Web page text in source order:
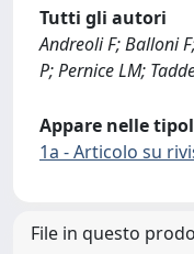
Tutti gli autori
Andreoli F; Balloni
P; Pernice LM;
Appare nelle
1a - Articolo su
File in questo